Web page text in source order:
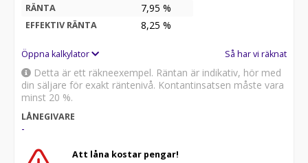
RÄNTA 7,95 %
EFFEKTIV RÄNTA 8,25 %
Öppna kalkylator Så har vi räknat
Detta är ett räkneexempel. Räntan är indikativ, hör med
din säljare för exakt räntenivå. Kontantinsatsen måste vara
minst 20 %.
LÅNEGIVARE
-
Att låna kostar pengar!